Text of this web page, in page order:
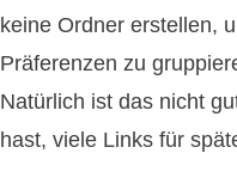
keine Ordner erstellen,
Präferenzen zu
Natürlich ist das nicht
hast, viele Links für